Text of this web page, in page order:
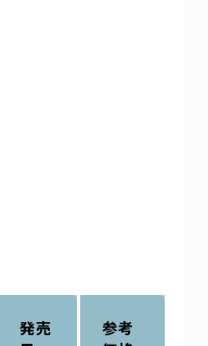
発売
参考